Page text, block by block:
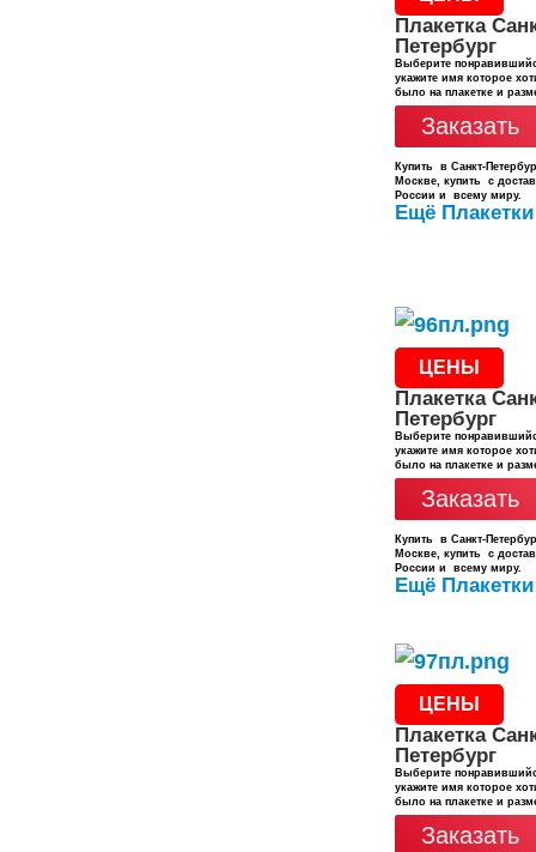
Плакетка
Петербург
Выберите
укажите имя которое
было на плакетке и
Заказать
Купить в Санкт-
Москве, купить с
России и всему миру.
Ещё
ЦЕНЫ
Плакетка
Петербург
Выберите
укажите имя которое
было на плакетке и
Заказать
Купить в Санкт-
Москве, купить с
России и всему миру.
Ещё
ЦЕНЫ
Плакетка
Петербург
Выберите
укажите имя которое
было на плакетке и
Заказать